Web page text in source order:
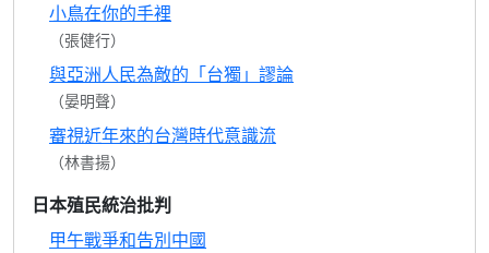
小鳥在你的手裡
（張健行）
與亞洲人民為敵的「台獨」謬論
（晏明聲）
審視近年來的台灣時代意識流
（林書揚）
日本殖民統治批判
甲午戰爭和告別中國